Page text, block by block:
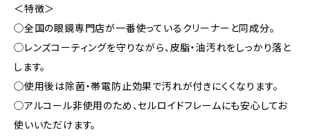
＜特徴＞
◯全国の眼鏡専門店が一番使っているクリーナーと同成分。
◯レンズコーティングを守りながら、皮脂・油汚れをしっかり落と
します。
◯使用後は除菌・帯電防止効果で汚れが付きにくくなります。
◯アルコール非使用のため、セルロイドフレームにも安心してお
使いいただけます。